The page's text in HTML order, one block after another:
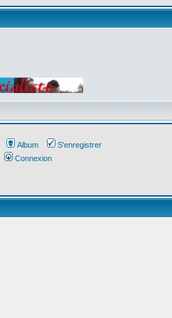
Album
S'enregistrer
Connexion